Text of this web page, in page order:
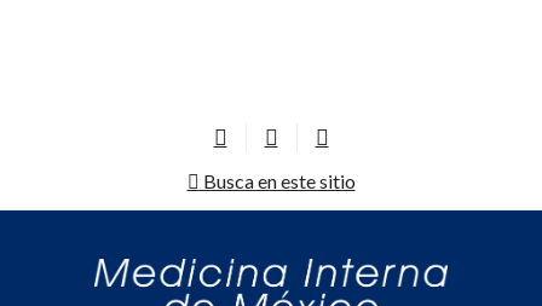
Busca en este sitio